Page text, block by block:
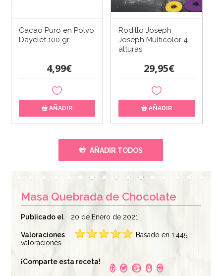
Cacao Puro en Polvo
Dayelet 100 gr
4,99€
AÑADIR
Rodillo Joseph
Joseph Multicolor 4
alturas
29,95€
AÑADIR
Profesional Dubor
AÑADIR TODOS
Masa Quebrada de Chocolate
Publicado el 20 de Enero de 2021
Valoraciones
Basado en 1.445
valoraciones
¡Comparte esta receta!